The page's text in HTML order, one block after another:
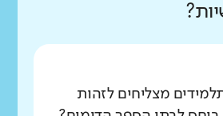
מצליחים לזהות